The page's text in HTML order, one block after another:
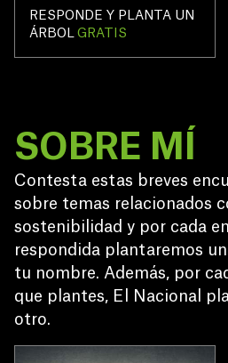
RESPONDE Y PLANTA UN
ÁRBOL GRATIS
SOBRE MÍ
Contesta estas breves
sobre temas relacionados
sostenibilidad y por cada
respondida plantaremos
tu nombre. Además, por
que plantes, El Nacional
otro.